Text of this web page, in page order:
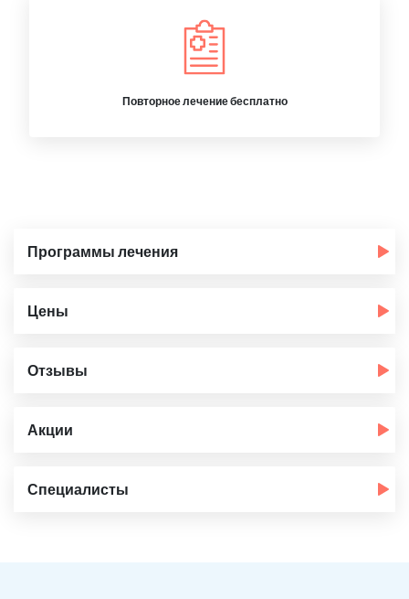
Повторное лечение бесплатно
Программы лечения
Цены
Отзывы
Акции
Специалисты